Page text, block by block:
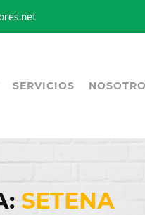
SERVICIOS
SETENA